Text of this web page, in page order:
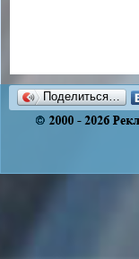
Поделиться…